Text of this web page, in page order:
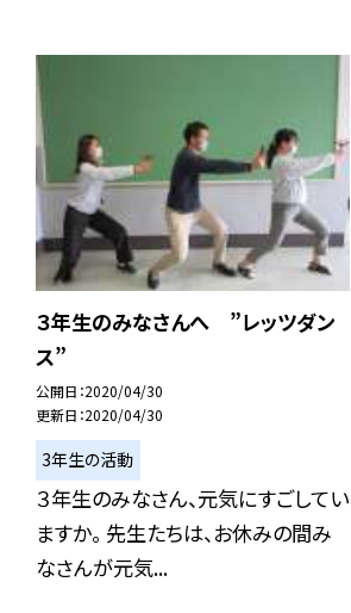
３年生のみなさんへ ”レッツダン
ス”
公開日 2020/04/30
更新日 2020/04/30
3年生の活動
３年生のみなさん、元気にすごしてい
ますか。 先生たちは、お休みの間み
なさんが元気...